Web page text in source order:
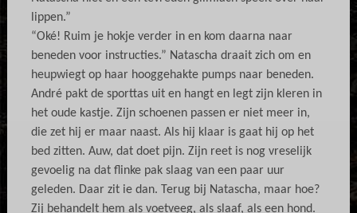
lippen.”
“Oké! Ruim je hokje verder in en kom daarna naar
beneden voor instructies.” Natascha draait zich om en
heupwiegt op haar hooggehakte pumps naar beneden.
André pakt de sporttas uit en hangt en legt zijn kleren in
het oude kastje. Zijn schoenen passen er niet meer in,
die zet hij er maar naast. Als hij klaar is gaat hij op het
bed zitten. Auw, dat doet pijn. Zijn reet is nog vreselijk
gevoelig na dat flinke pak slaag van een paar uur
geleden. Daar zit ie dan. Terug bij Natascha, maar hoe?
Zij behandelt hem als voetveeg, als slaaf, als een hond.